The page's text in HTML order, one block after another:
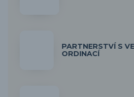
PARTNERSTVÍ S
ORDINACÍ